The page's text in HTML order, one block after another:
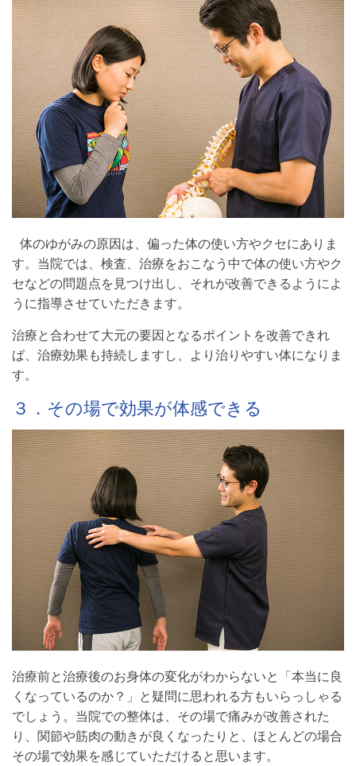
体のゆがみの原因は、偏った体の使い方やクセにありま
す。当院では、検査、治療をおこなう中で体の使い方やク
セなどの問題点を見つけ出し、それが改善できるようによ
うに指導させていただきます。
治療と合わせて大元の要因となるポイントを改善できれ
ば、治療効果も持続しますし、より治りやすい体になりま
す。
３．その場で効果が体感できる
治療前と治療後のお身体の変化がわからないと「本当に良
くなっているのか？」と疑問に思われる方もいらっしゃる
でしょう。当院での整体は、その場で痛みが改善された
り、関節や筋肉の動きが良くなったりと、ほとんどの場合
その場で効果を感じていただけると思います。